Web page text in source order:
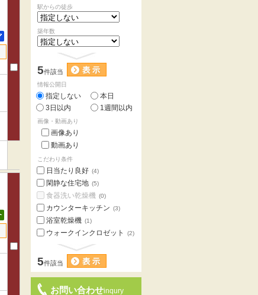
駅からの徒歩
築年数
5件該当
情報公開日
指定しない
本日
3日以内
1週間以内
画像・動画あり
画像あり
動画あり
こだわり条件
日当たり良好 (4)
閑静な住宅地 (5)
食器洗い乾燥機 (0)
カウンターキッチン (3)
浴室乾燥機 (1)
ウォークインクロゼット (2)
5件該当
お問い合わせinqury